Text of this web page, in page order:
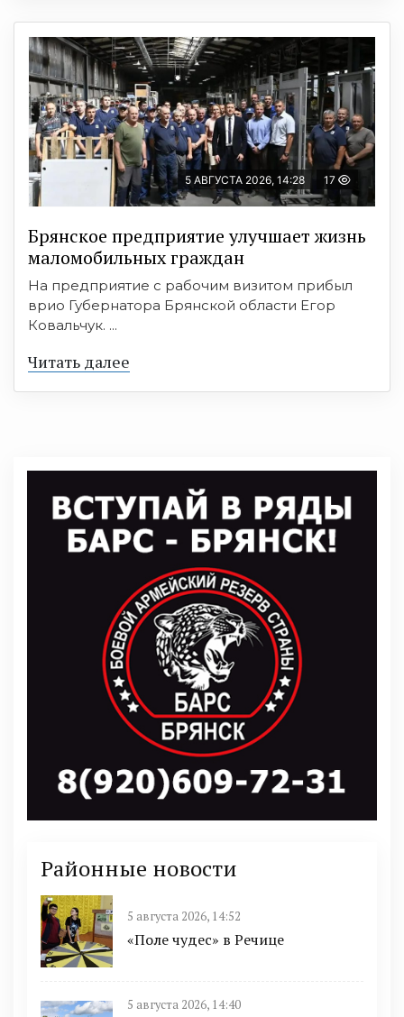
5 АВГУСТА 2026, 14:28 17
Брянское предприятие улучшает жизнь
маломобильных граждан
На предприятие с рабочим визитом прибыл
врио Губернатора Брянской области Егор
Ковальчук. ...
Читать далее
Районные новости
5 августа 2026, 14:52
«Поле чудес» в Речице
5 августа 2026, 14:40